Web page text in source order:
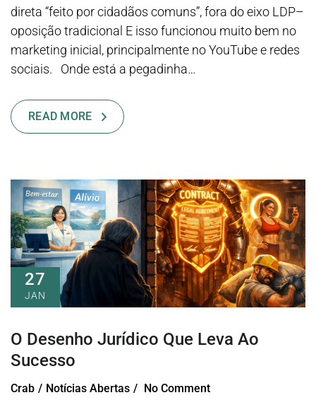
direta “feito por cidadãos comuns”, fora do eixo LDP–
oposição tradicional E isso funcionou muito bem no
marketing inicial, principalmente no YouTube e redes
sociais. Onde está a pegadinha…
READ MORE
27
JAN
O Desenho Jurídico Que Leva Ao
Sucesso
Crab Notícias Abertas No Comment